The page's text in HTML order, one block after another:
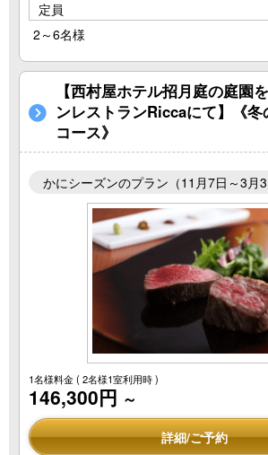
定員
2～6名様
【西村屋ホテル招月庭の庭園
ンレストランRiccaにて】《
コース》
かにシーズンのプラン（11月7日～3月
1名様料金( 2名様1室利用時 )
146,300円 ～
詳細/ご予約